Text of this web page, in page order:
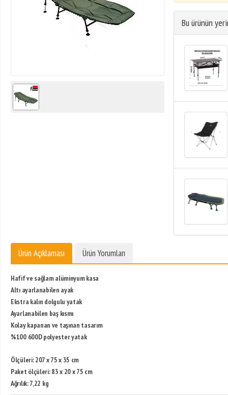
Bu ürünün
Ürün Açıklaması Ürün Yorumları
Hafif ve sağlam alüminyum kasa
Altı ayarlanabilen ayak
Ekstra kalın dolgulu yatak
Ayarlanabilen baş kısmı
Kolay kapanan ve taşınan tasarım
%100 600D polyester yatak
Ölçüleri: 207 x 75 x 35 cm
Paket ölçüleri: 83 x 20 x 75 cm
Ağrılık: 7,22 kg